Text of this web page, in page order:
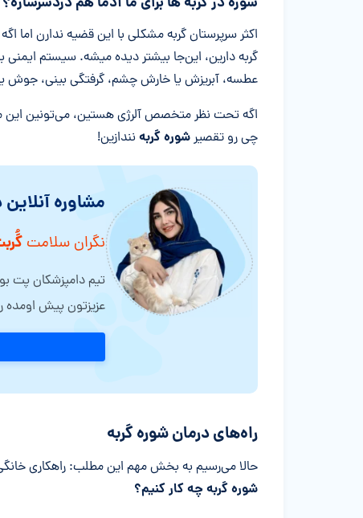
اکثر سرپرستان گربه مشکلی با این قضیه ندارن اما
گربه دارین، این‌جا بیشتر دیده میشه. سیستم
عطسه، آبریزش یا خارش چشم، گرفتگی بینی، جوش
اگه تحت نظر متخصص آلرژی هستین، می‌تونین این
چی رو تقصیرشوره گربه نندازین!
مشاوره
نگران سلامت
تیم دامپزشکان پت
عزیزتون پیش اومده
راه‌های درمان شوره گربه
حالا می‌رسیم به بخش مهم این مطلب: راهکاری
شوره گربه چه کار کنیم؟